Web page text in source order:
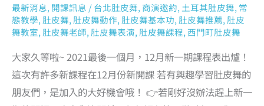
最新消息, 開課訊息 /台北肚皮舞, 商演邀約, 土耳其肚皮舞, 常
態教學, 肚皮舞, 肚皮舞動作, 肚皮舞基本功, 肚皮舞推薦, 肚皮
舞教室, 肚皮舞老師, 肚皮舞表演, 肚皮舞課程, 西門町肚皮舞
大家久等啦~ 2021最後一個月，12月新一期課程表出爐！
這次有許多新課程在12月份新開課 若有興趣學習肚皮舞的
朋友們，是加入的大好機會哦！ 👉若剛好沒辦法趕上新一